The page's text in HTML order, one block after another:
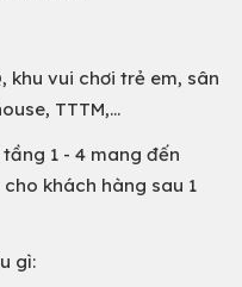
khu vui chơi trẻ em, sân
TTTM,...
1 - 4 mang đến
khách hàng sau 1
gì: